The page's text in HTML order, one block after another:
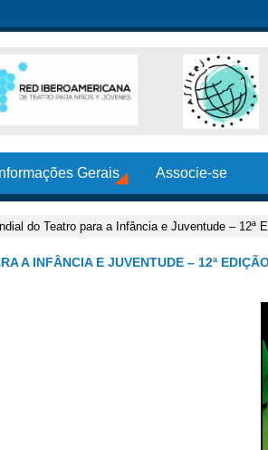
Informações Gerais Associe-se
do Teatro para a Infância e Juventude – 12ª
A INFÂNCIA E JUVENTUDE – 12ª